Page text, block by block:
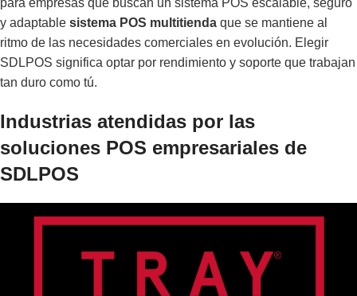
y adaptable sistema POS multitienda que se mantiene al
ritmo de las necesidades comerciales en evolución. Elegir
SDLPOS significa optar por rendimiento y soporte que trabajan
tan duro como tú.
Industrias atendidas por las
soluciones POS empresariales de
SDLPOS